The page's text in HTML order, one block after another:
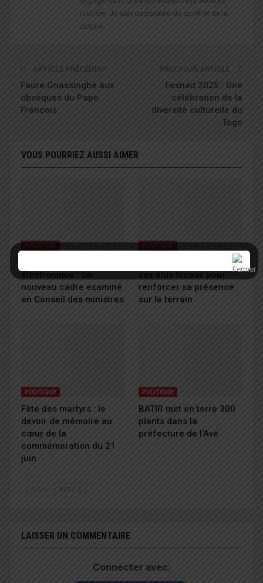
routière. Je suis passionné du sport et de la
culture.
ARTICLE PRÉCÉDENT
Faure Gnassingbé aux
obsèques du Pape
François
PROCHAIN ARTICLE
Fesnad 2025 : Une
célébration de la
diversité culturelle du
Togo
VOUS POURRIEZ AUSSI AIMER
POLITIQUE
électronique : un
nouveau cadre examiné
en Conseil des ministres
POLITIQUE
Le Parti BATIR mise sur
ses élus locaux pour
renforcer sa présence
sur le terrain
POLITIQUE
Fête des martyrs : le
devoir de mémoire au
cœur de la
commémoration du 21
juin
POLITIQUE
BATIR met en terre 300
plants dans la
préfecture de l’Avé
NEXT
LAISSER UN COMMENTAIRE
Connecter avec: